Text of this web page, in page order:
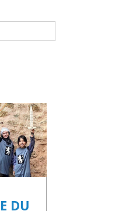
gestes,
et le
1 à 3.
DU